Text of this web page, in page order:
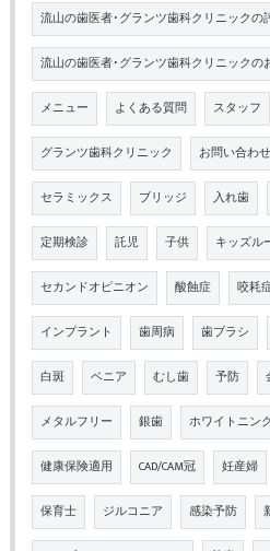
流山の歯医者･グランツ歯科クリニックの
流山の歯医者･グランツ歯科クリニックの
メニュー よくある質問 スタッフ
グランツ歯科クリニック お問い合わせ
セラミックス ブリッジ 入れ歯
定期検診 託児 子供 キッズル
セカンドオピニオン 酸蝕症 咬耗
インプラント 歯周病 歯ブラシ
白斑 ベニア むし歯 予防
メタルフリー 銀歯 ホワイトニン
健康保険適用 CAD/CAM冠 妊産婦
保育士 ジルコニア 感染予防